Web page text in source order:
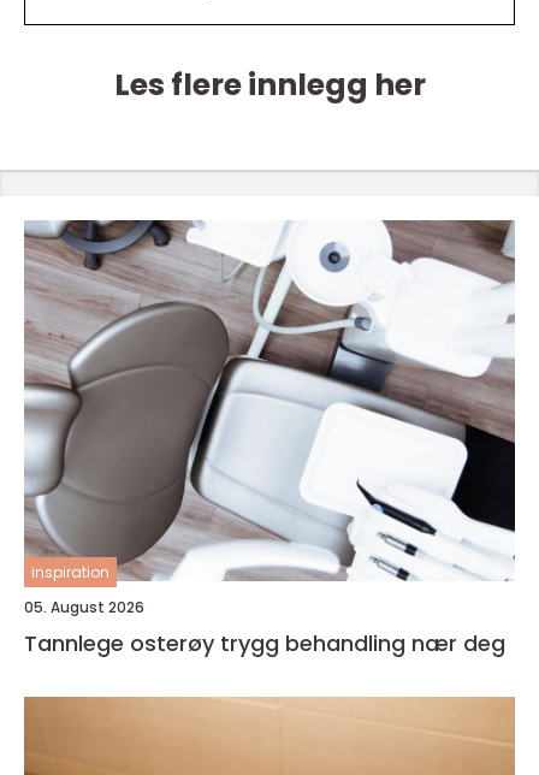
Les flere innlegg her
inspiration
05. August 2026
Tannlege osterøy trygg behandling nær deg